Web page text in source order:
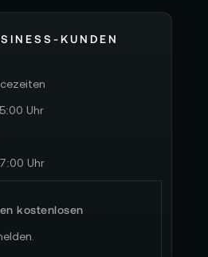
KUNDEN
Uhr
Uhr
kostenlosen